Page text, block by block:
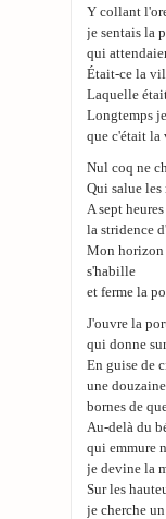
Y collant
je sentais la
qui
Était-ce la
Laquelle
Longtemps
que c'était la
Nul coq ne
Qui salue
A sept
la stridence
Mon horizon
s'habille
et ferme la
J'ouvre la
qui donne
En guise de
une
bornes de
Au-delà du
qui emmure
je devine la
Sur les
je cherche